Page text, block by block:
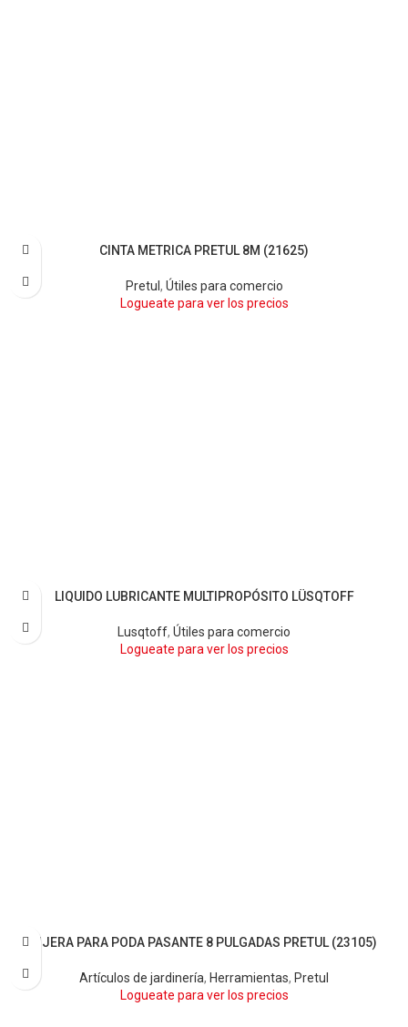
CINTA METRICA PRETUL 8M (21625)
Pretul , Útiles para comercio
Logueate para ver los precios
LIQUIDO LUBRICANTE MULTIPROPÓSITO LÜSQTOFF
Lusqtoff, Útiles para comercio
Logueate para ver los precios
TIJERA PARA PODA PASANTE 8 PULGADAS PRETUL (23105)
Artículos de jardinería, Herramientas, Pretul
Logueate para ver los precios